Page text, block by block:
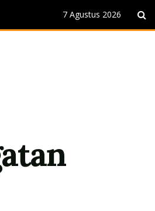
7 Agustus 2026